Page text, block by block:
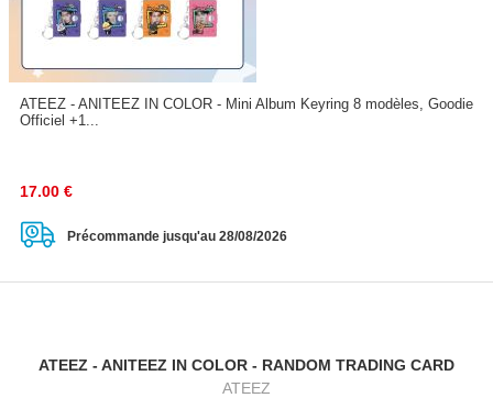
ATEEZ - ANITEEZ IN COLOR - Mini Album Keyring 8 modèles, Goodie
Officiel +1...
17.00 €
Précommande jusqu'au 28/08/2026
ATEEZ - ANITEEZ IN COLOR - RANDOM TRADING CARD
ATEEZ